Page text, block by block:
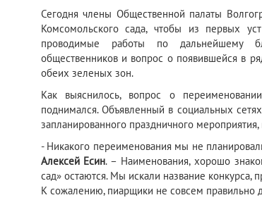
​Сегодня члены Общественной палаты
Комсомольского сада, чтобы из первых
проводимые работы по дальнейшему
общественников и вопрос о появившейся в
обеих зеленых зон.
Как выяснилось, вопрос о
поднимался. Объявленный в социальных
запланированного праздничного
- Никакого переименования мы не
Алексей Есин. – Наименования, хорошо
сад» остаются. Мы искали название
К сожалению, пиарщики не совсем правильно